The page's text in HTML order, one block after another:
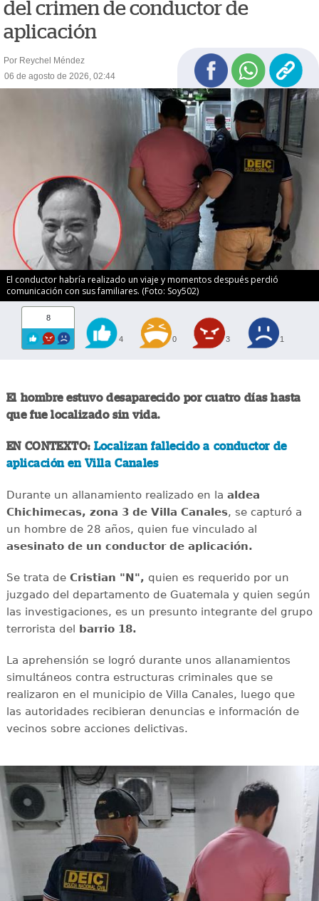
del crimen de conductor de
aplicación
Por Reychel Méndez
06 de agosto de 2026, 02:44
El conductor habría realizado un viaje y momentos después perdió
comunicación con sus familiares. (Foto: Soy502)
8
4 0 3 1
El hombre estuvo desaparecido por cuatro días hasta
que fue localizado sin vida.
EN CONTEXTO:Localizan fallecido a conductor de
aplicación en Villa Canales
Durante un allanamiento realizado en la aldea
Chichimecas, zona 3 de Villa Canales, se capturó a
un hombre de 28 años, quien fue vinculado al
asesinato de un conductor de aplicación.
Se trata de Cristian "N", quien es requerido por un
juzgado del departamento de Guatemala y quien según
las investigaciones, es un presunto integrante del grupo
terrorista del barrio 18.
La aprehensión se logró durante unos allanamientos
simultáneos contra estructuras criminales que se
realizaron en el municipio de Villa Canales, luego que
las autoridades recibieran denuncias e información de
vecinos sobre acciones delictivas.